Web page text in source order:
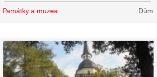
Památky a muzea Dům